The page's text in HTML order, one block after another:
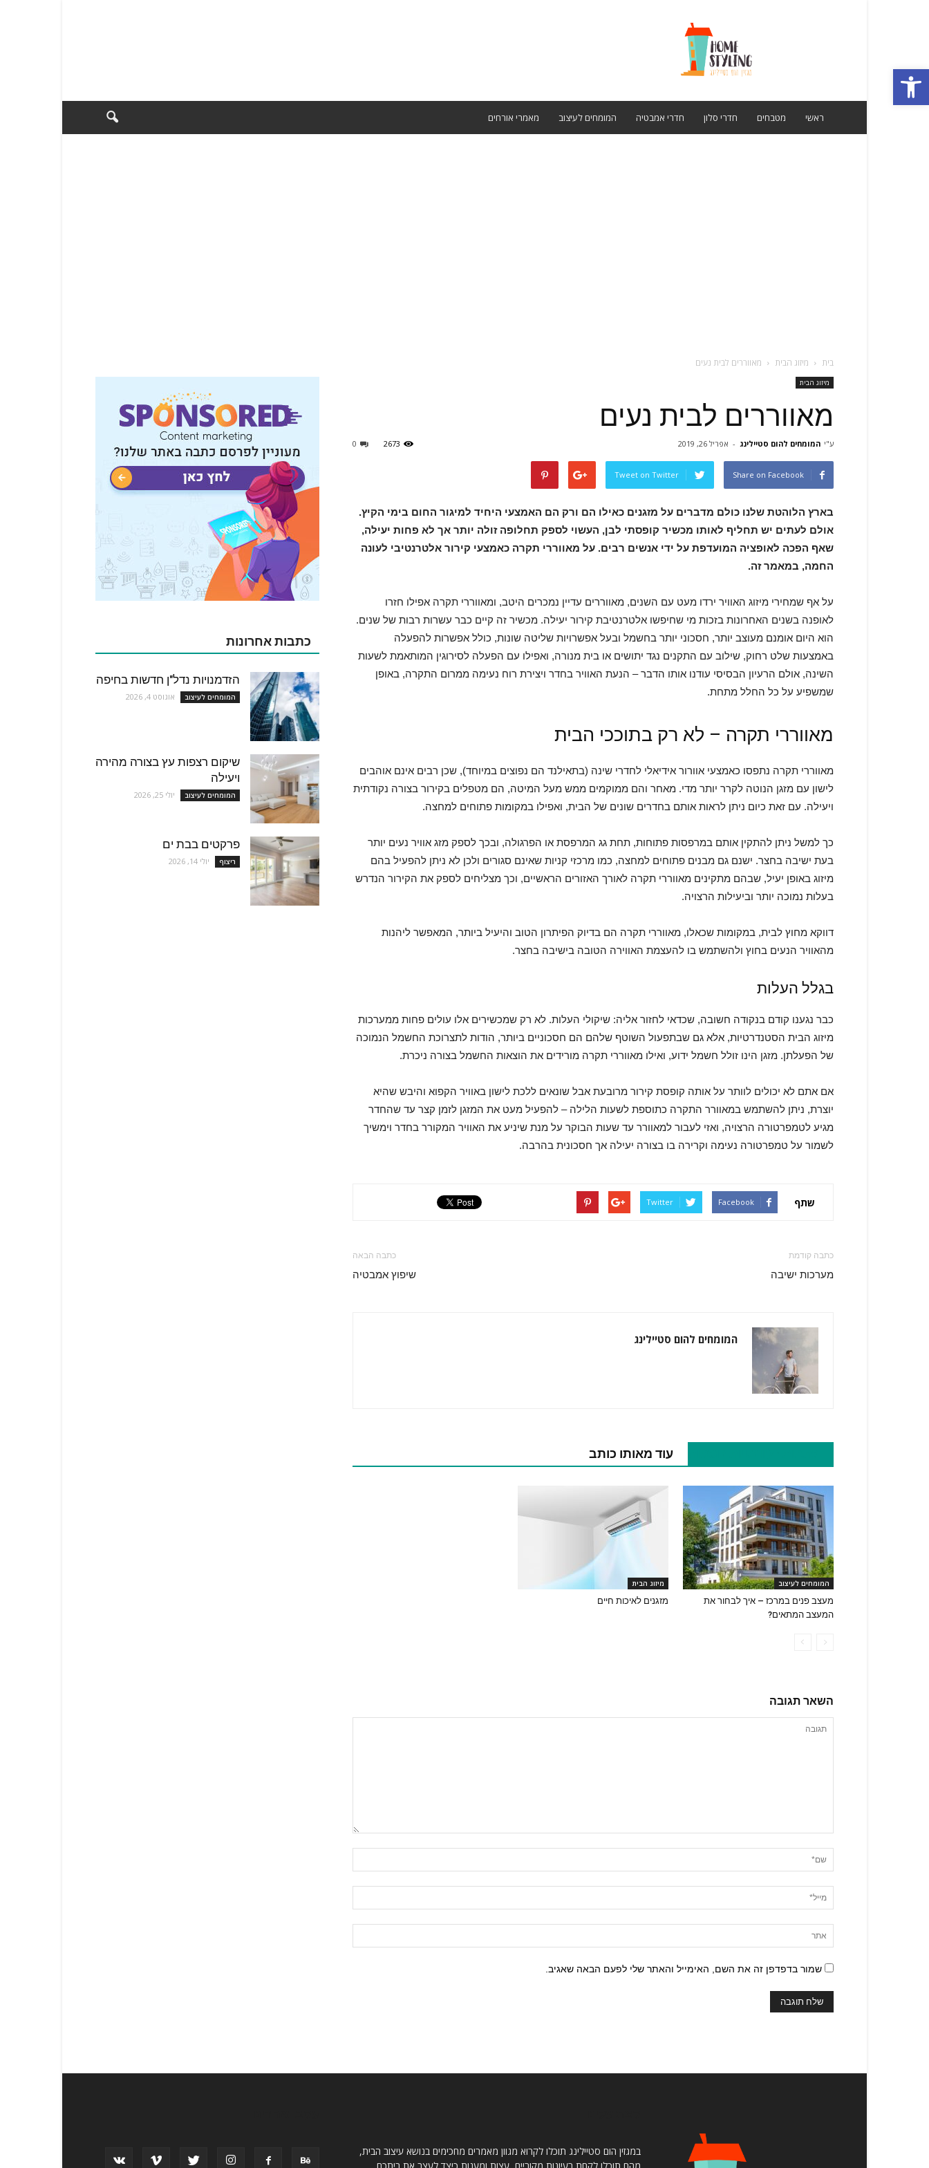
פתח סרגל נגישות
ראשי מטבחים חדרי סלון חדרי אמבטיה המומחים לעיצוב מאמרי אורחים
בית מיזוג הבית מאווררים לבית נעים
מיזוג הבית
מאווררים לבית נעים
ע"י המומחים להום סטיילינג - אפריל 26, 2019 0 2673
Share on Facebook
Tweet on Twitter
בארץ הלוהטת שלנו כולם מדברים על מזגנים כאילו הם ורק הם האמצעי היחיד למיגור החום בימי הקיץ.
אולם לעתים יש תחליף לאותו מכשיר קופסתי לבן, העשוי לספק תחלופה זולה יותר אך לא פחות יעילה,
שאף הפכה לאופציה המועדפת על ידי אנשים רבים. על מאווררי תקרה כאמצעי קירור אלטרנטיבי לעונה
החמה, במאמר זה.
על אף שמחירי מיזוג האוויר ירדו מעט עם השנים, מאווררים עדיין נמכרים היטב, ומאווררי תקרה אפילו חזרו
לאופנה בשנים האחרונות בזכות מי שחיפשו אלטרנטיבת קירור יעילה. מכשיר זה קיים כבר עשרות רבות של שנים.
הוא היום אומנם מעוצב יותר, חסכוני יותר בחשמל ובעל אפשרויות שליטה שונות, כולל אפשרות להפעלה
באמצעות שלט רחוק, שילוב עם התקנים נגד יתושים או בית מנורה, ואפילו עם הפעלה לסירוגין המותאמת לשעות
השינה, אולם הרעיון הבסיסי עודנו אותו הדבר – הנעת האוויר בחדר ויצירת רוח נעימה ממרום התקרה, באופן
שמשפיע על כל החלל מתחת.
מאווררי תקרה – לא רק בתוככי הבית
מאווררי תקרה נתפסו כאמצעי אוורור אידיאלי לחדרי שינה (בתאילנד הם נפוצים במיוחד), שכן רבים אינם אוהבים
לישון עם מזגן הנוטה לקרר יותר מדי. מאחר והם ממוקמים ממש מעל המיטה, הם מטפלים בקירור בצורה נקודתית
ויעילה. עם זאת כיום ניתן לראות אותם בחדרים שונים של הבית, ואפילו במקומות פתוחים למחצה.
כך למשל ניתן להתקין אותם במרפסות פתוחות, תחת גג המרפסת או הפרגולה, ובכך לספק מזג אוויר נעים יותר
בעת ישיבה בחצר. ישנם גם מבנים פתוחים למחצה, כמו מרכזי קניות שאינם סגורים ולכן לא ניתן להפעיל בהם
מיזוג באופן יעיל, שבהם מתקינים מאווררי תקרה לאורך האזורים הראשיים, וכך מצליחים לספק את הקירור הנדרש
בעלות נמוכה יותר וביעילות הרצויה.
דווקא מחוץ לבית, במקומות שכאלו, מאווררי תקרה הם בדיוק הפיתרון הטוב והיעיל ביותר, המאפשר ליהנות
מהאוויר הנעים בחוץ ולהשתמש בו להעצמת האווירה הטובה בישיבה בחצר.
בגלל העלות
כבר נגענו קודם בנקודה חשובה, שכדאי לחזור אליה: שיקולי העלות. לא רק שמכשירים אלו עולים פחות ממערכות
מיזוג הבית הסטנדרטיות, אלא גם שבתפעול השוטף שלהם הם חסכוניים ביותר, הודות לתצרוכת החשמל הנמוכה
של הפעלתן. מזגן הינו זולל חשמל ידוע, ואילו מאווררי תקרה מורידים את הוצאות החשמל בצורה ניכרת.
אם אתם לא יכולים לוותר על אותה קופסת קירור מרובעת אבל שונאים ללכת לישון באוויר הקפוא והיבש שהיא
יוצרת, ניתן להשתמש במאוורר התקרה כתוספת לשעות הלילה – להפעיל מעט את המזגן לזמן קצר עד שהחדר
מגיע לטמפרטורה הרצויה, ואזי לעבור למאוורר עד שעות הבוקר על מנת שיניע את האוויר המקורר בחדר וימשיך
לשמור על טמפרטורה נעימה וקרירה בו בצורה יעילה אך חסכונית בהרבה.
שתף Facebook
Twitter
כתבה קודמת
מערכות ישיבה
כתבה הבאה
שיפוץ אמבטיה
המומחים להום סטיילינג
עוד מאותו כותב
המומחים לעיצוב
מעצב פנים במרכז – איך לבחור את
המעצב המתאים?
מיזוג הבית
מזגנים לאיכות חיים
השאר תגובה
שמור בדפדפן זה את השם, האימייל והאתר שלי לפעם הבאה שאגיב.
כתבות אחרונות
הזדמנויות נדל"ן חדשות בחיפה
המומחים לעיצוב אוגוסט 4, 2026
שיקום רצפות עץ בצורה מהירה
ויעילה
המומחים לעיצוב יולי 25, 2026
פרקטים בבת ים
ריצוף יולי 14, 2026
במגזין הום סטיילינג תוכלו לקרוא מגוון מאמרים מחכימים בנושא עיצוב הבית,